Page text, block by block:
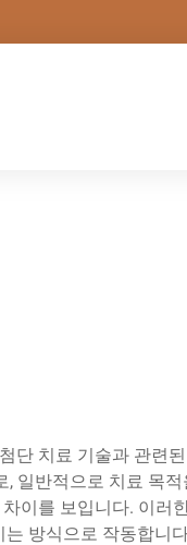
단 치료 기술과 관련
일반적으로 치료 목
이를 보입니다. 이
방식으로 작동합니